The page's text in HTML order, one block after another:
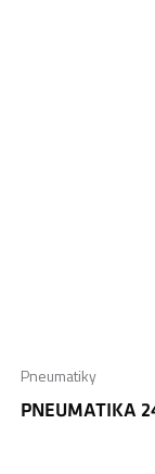
Pneumatiky
PNEUMATIKA